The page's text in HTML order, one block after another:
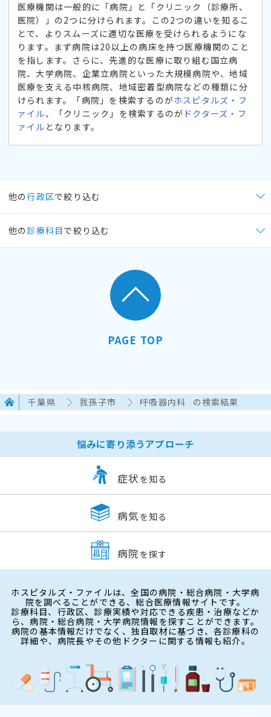
医療機関は一般的に「病院」と「クリニック（診療所、
医院）」の2つに分けられます。この2つの違いを知るこ
とで、よりスムーズに適切な医療を受けられるようにな
ります。まず病院は20以上の病床を持つ医療機関のこと
を指します。さらに、先進的な医療に取り組む国立病
院、大学病院、企業立病院といった大規模病院や、地域
医療を支える中核病院、地域密着型病院などの種類に分
けられます。「病院」を検索するのがホスピタルズ・フ
ァイル、「クリニック」を検索するのが ドクターズ・フ
ァイル となります。
他の行政区で絞り込む
他の 診療科目で絞り込む
PAGE TOP
千葉県 我孫子市 呼吸器内科 の検索結果
悩みに寄り添うアプローチ
症状 を知る
病気 を知る
病院 を探す
ホスピタルズ・ファイルは、全国の病院・総合病院・大学病
院を調べることができる、総合医療情報サイトです。
診療科目、行政区、診療実績や対応できる疾患・治療などか
ら、病院・総合病院・大学病院情報を探すことができます。
病院の基本情報だけでなく、独自取材に基づき、各診療科の
詳細や、病院長やその他ドクターに関する情報も紹介。